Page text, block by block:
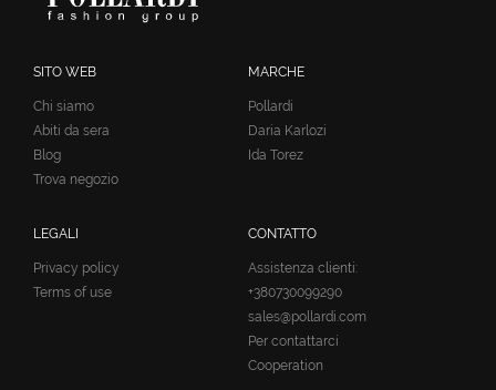
SITO WEB
Chi siamo
Abiti da sera
Blog
Trova negozio
MARCHE
Pollardi
Daria Karlozi
Ida Torez
LEGALI
Privacy policy
Terms of use
CONTATTO
Assistenza clienti:
+380730099290
sales@pollardi.com
Per contattarci
Cooperation